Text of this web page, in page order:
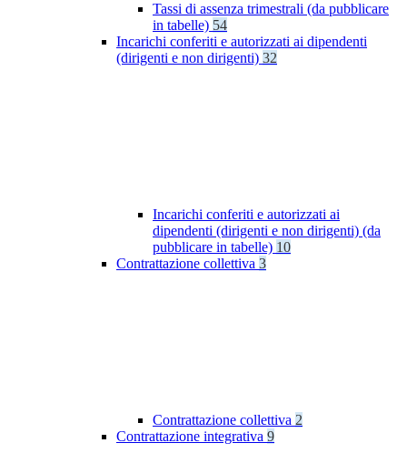
Tassi di assenza trimestrali (da pubblicare
in tabelle) 54
Incarichi conferiti e autorizzati ai dipendenti
(dirigenti e non dirigenti) 32
Incarichi conferiti e autorizzati ai
dipendenti (dirigenti e non dirigenti) (da
pubblicare in tabelle) 10
Contrattazione collettiva 3
Contrattazione collettiva 2
Contrattazione integrativa 9